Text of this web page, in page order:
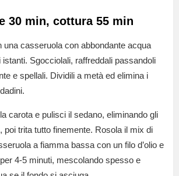
30 min, cottura 55 min
una casseruola con abbondante acqua
istanti. Sgocciolali, raffreddali passandoli
e spellali. Dividili a metà ed elimina i
carota e pulisci il sedano, eliminando gli
poi trita tutto finemente. Rosola il mix di
a fiamma bassa con un filo d’olio e
4-5 minuti, mescolando spesso e